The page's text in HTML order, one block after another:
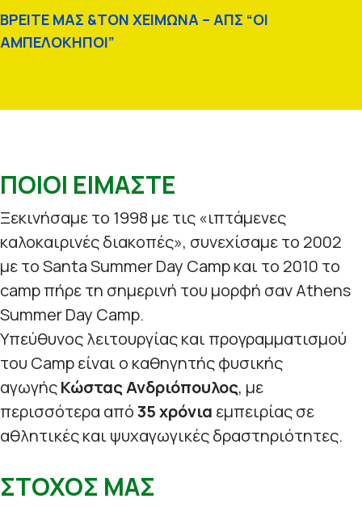
ΒΡΕΙΤΕ ΜΑΣ &ΤΟΝ ΧΕΙΜΩΝΑ – ΑΠΣ “ΟΙ
ΑΜΠΕΛΟΚΗΠΟΙ”
ΠΟΙΟΙ ΕΙΜΑΣΤΕ
Ξεκινήσαμε το 1998 με τις «ιπτάμενες
καλοκαιρινές διακοπές», συνεχίσαμε το 2002
με το Santa Summer Day Camp και το 2010 το
camp πήρε τη σημερινή του μορφή σαν Athens
Summer Day Camp.
Υπεύθυνος λειτουργίας και προγραμματισμού
του Camp είναι ο καθηγητής φυσικής
αγωγήςΚώστας Ανδριόπουλος, με
περισσότερα από35 χρόνια εμπειρίας σε
αθλητικές και ψυχαγωγικές δραστηριότητες.
ΣΤΟΧΟΣ ΜΑΣ